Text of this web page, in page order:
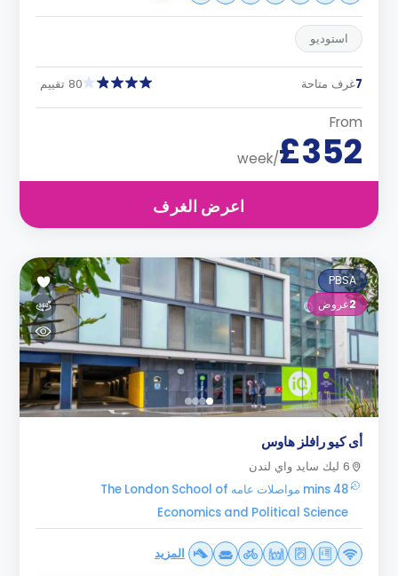
استوديو
7غرف متاحة 80 تقييم
From
£352
/week
اعرض الغرف
PBSA
2عروض
أى كيو رافلز هاوس
6 ليك سايد واي لندن
48 mins مواصلات عامه The London School of
Economics and Political Science
المزيد